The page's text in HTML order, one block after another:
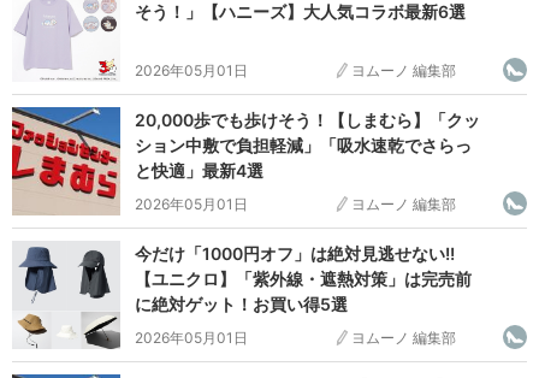
そう！」【ハニーズ】大人気コラボ最新6選
2026年05月01日 ヨムーノ 編集部
20,000歩でも歩けそう！【しまむら】「クッ
ション中敷で負担軽減」「吸水速乾でさらっ
と快適」最新4選
2026年05月01日 ヨムーノ 編集部
今だけ「1000円オフ」は絶対見逃せない!!
【ユニクロ】「紫外線・遮熱対策」は完売前
に絶対ゲット！お買い得5選
2026年05月01日 ヨムーノ 編集部